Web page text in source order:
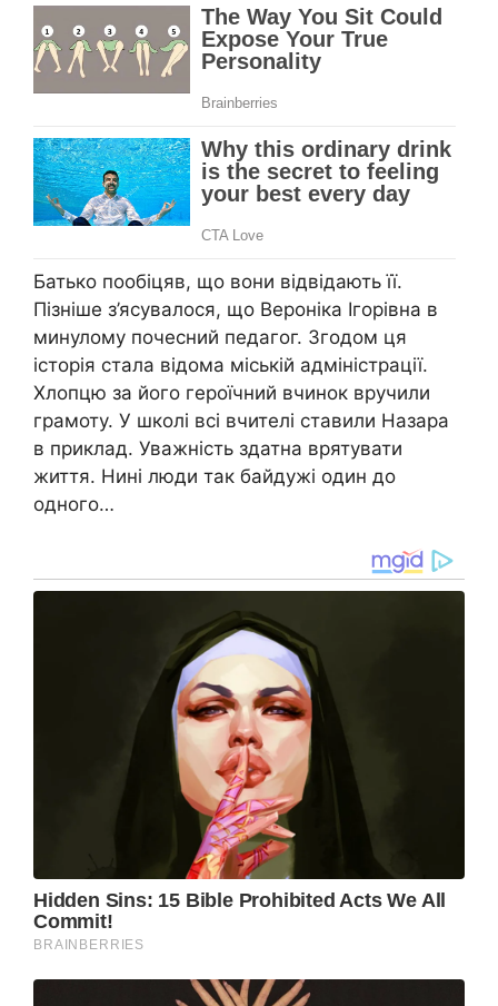
Батько пообіцяв, що вони відвідають її.
Пізніше з’ясувалося, що Вероніка Ігорівна в
минулому почесний педагог. Згодом ця
історія стала відома міській адміністрації.
Хлопцю за його героїчний вчинок вручили
грамоту. У школі всі вчителі ставили Назара
в приклад. Уважність здатна врятувати
життя. Нині люди так байдужі один до
одного…